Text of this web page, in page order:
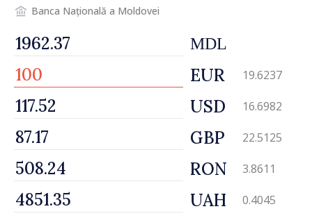
Banca Națională a Moldovei
MDL
EUR 19.6237
USD 16.6982
GBP 22.5125
RON 3.8611
UAH 0.4045